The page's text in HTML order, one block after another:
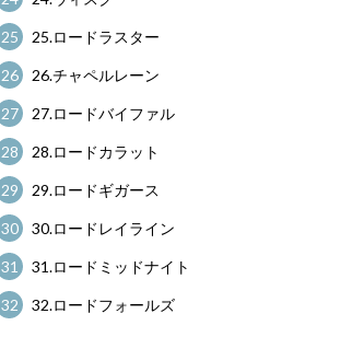
25 25.ロードラスター
26 26.チャペルレーン
27 27.ロードバイファル
28 28.ロードカラット
29 29.ロードギガース
30 30.ロードレイライン
31 31.ロードミッドナイト
32 32.ロードフォールズ